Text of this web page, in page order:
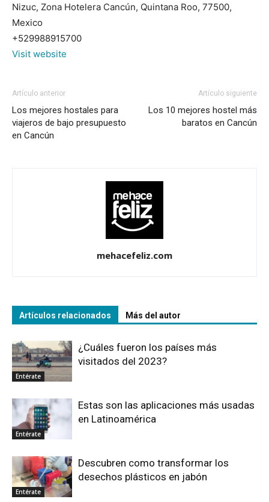
Nizuc, Zona Hotelera Cancún, Quintana Roo, 77500,
Mexico
+529988915700
Visit website
Artículo anterior
Los mejores hostales para
viajeros de bajo presupuesto
en Cancún
Artículo siguiente
Los 10 mejores hostel más
baratos en Cancún
mehacefeliz.com
Artículos relacionados Más del autor
Entérate
¿Cuáles fueron los países más
visitados del 2023?
Entérate
Estas son las aplicaciones más usadas
en Latinoamérica
Entérate
Descubren como transformar los
desechos plásticos en jabón